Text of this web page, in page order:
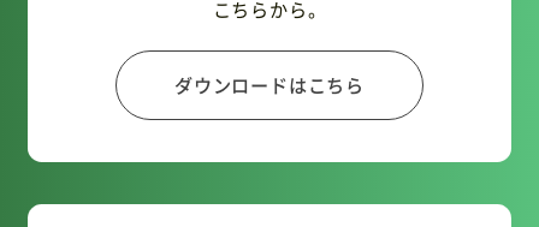
こちらから。
ダウンロードはこちら